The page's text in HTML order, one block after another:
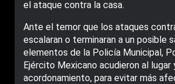
el ataque contra la casa.
Ante el temor que los ataques
escalaran o terminaran a un posible
elementos de la Policía Municipal,
Ejército Mexicano acudieron al lugar
acordonamiento, para evitar más